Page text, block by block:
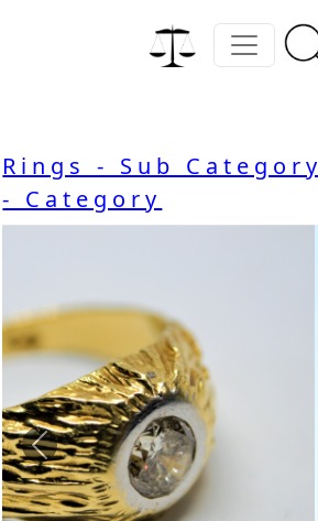
Rings - Sub Category
- Category
Previous